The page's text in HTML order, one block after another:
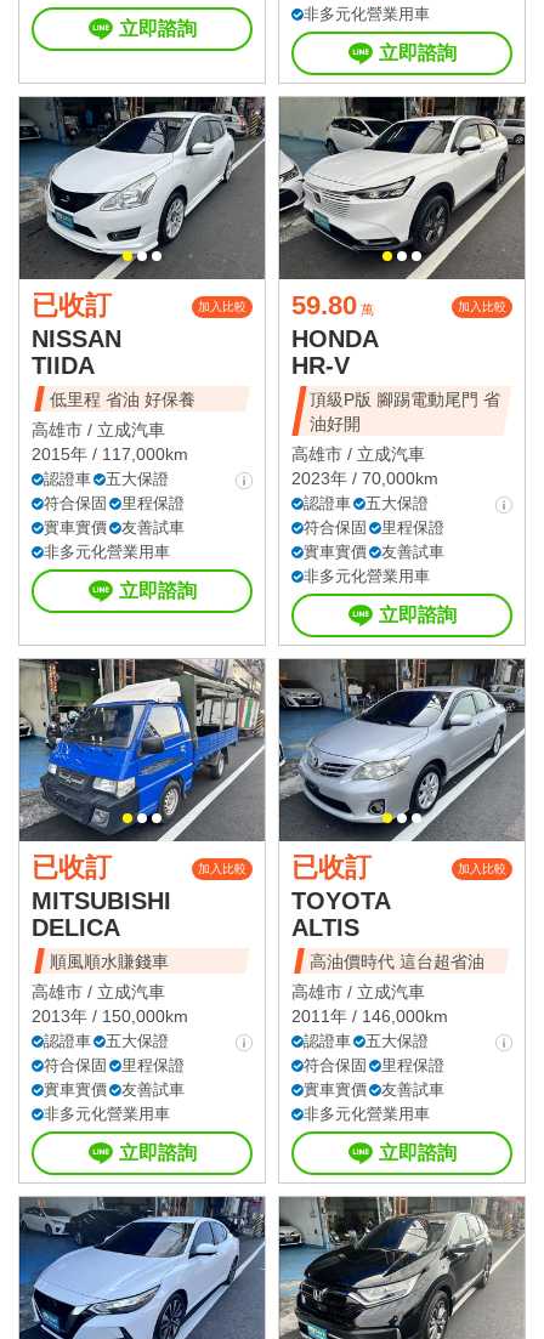
立即諮詢
非多元化營業用車
立即諮詢
已收訂 加入比較
NISSAN
TIIDA
低里程 省油 好保養
高雄市 / 立成汽車
2015年 / 117,000km
認證車
五大保證
符合保固
里程保證
實車實價
友善試車
非多元化營業用車
立即諮詢
59.80 萬 加入比較
HONDA
HR-V
頂級P版 腳踢電動尾門 省
油好開
高雄市 / 立成汽車
2023年 / 70,000km
認證車
五大保證
符合保固
里程保證
實車實價
友善試車
非多元化營業用車
立即諮詢
已收訂 加入比較
MITSUBISHI
DELICA
順風順水賺錢車
高雄市 / 立成汽車
2013年 / 150,000km
認證車
五大保證
符合保固
里程保證
實車實價
友善試車
非多元化營業用車
立即諮詢
已收訂 加入比較
TOYOTA
ALTIS
高油價時代 這台超省油
高雄市 / 立成汽車
2011年 / 146,000km
認證車
五大保證
符合保固
里程保證
實車實價
友善試車
非多元化營業用車
立即諮詢